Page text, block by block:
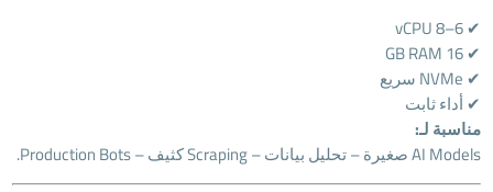
✔ 6–8 vCPU
✔ 16 GB RAM
✔ NVMe سريع
✔ أداء ثابت
مناسبة لـ:
AI Models صغيرة – تحليل بيانات – Scraping كثيف – Production Bots.